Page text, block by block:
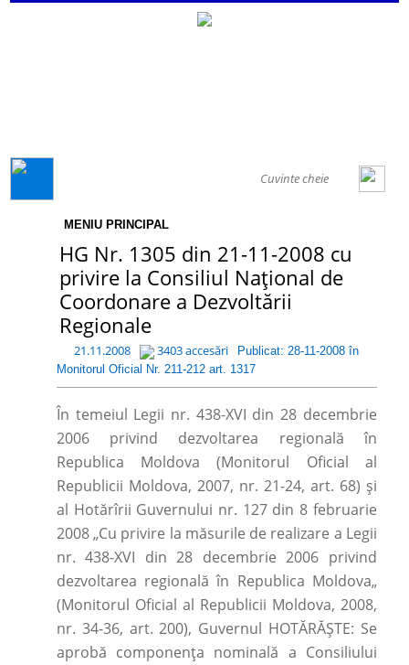
MENIU PRINCIPAL
HG Nr. 1305 din 21-11-2008 cu
privire la Consiliul Național de
Coordonare a Dezvoltării
Regionale
21.11.2008 3403 accesări
Publicat: 28-11-2008 în
Monitorul Oficial Nr. 211-212 art. 1317
În temeiul Legii nr. 438-XVI din 28 decembrie
2006 privind dezvoltarea regională în
Republica Moldova (Monitorul Oficial al
Republicii Moldova, 2007, nr. 21-24, art. 68) și
al Hotărîrii Guvernului nr. 127 din 8 februarie
2008 „Cu privire la măsurile de realizare a Legii
nr. 438-XVI din 28 decembrie 2006 privind
dezvoltarea regională în Republica Moldova„
(Monitorul Oficial al Republicii Moldova, 2008,
nr. 34-36, art. 200), Guvernul HOTĂRĂȘTE: Se
aprobă componența nominală a Consiliului